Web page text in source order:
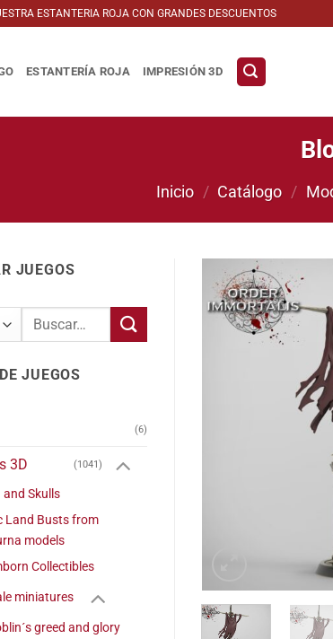
ESTANTERIA ROJA CON GRANDES DESCUENTOS
ESTANTERÍA ROJA IMPRESIÓN 3D
Inicio / Catálogo /
JUEGOS
Buscar
JUEGOS
(6)
3D (1041)
and Skulls
Land Busts from
models
Collectibles
miniatures
greed and glory